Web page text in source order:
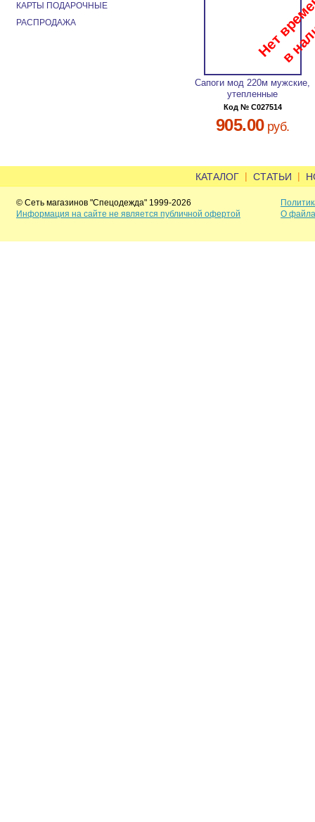
Сапоги мод 220м мужские,
утепленные
Код № C027514
905.00руб.
КАРТЫ ПОДАРОЧНЫЕ
РАСПРОДАЖА
КАТАЛОГ | СТАТЬИ |
© Сеть магазинов "Спецодежда" 1999-2026
Информация на сайте не является публичной офертой
О